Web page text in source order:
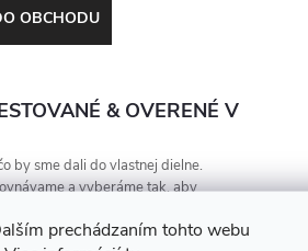
prechádzaním tohto webu
OBCHODU
& OVERENÉ V
by sme dali do vlastnej dielne.
a vyberáme tak, aby